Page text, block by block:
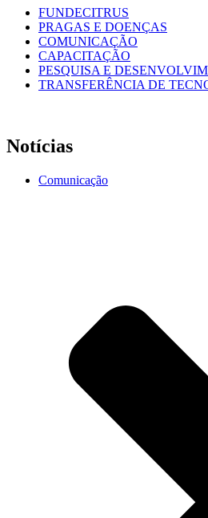
FUNDECITRUS
PRAGAS E DOENÇAS
COMUNICAÇÃO
CAPACITAÇÃO
PESQUISA E
TRANSFERÊNCIA DE
Notícias
Comunicação